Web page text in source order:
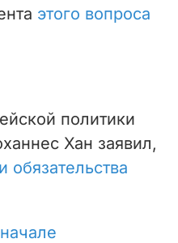
этого вопроса
политики
Хан заявил,